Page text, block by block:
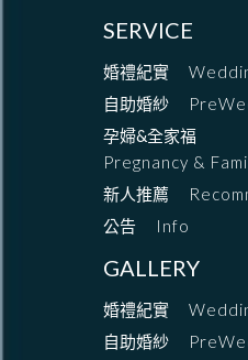
SERVICE
婚禮紀實
自助婚紗
孕婦&全家福
Pregnancy &
新人推薦
公告
Info
GALLERY
婚禮紀實
自助婚紗